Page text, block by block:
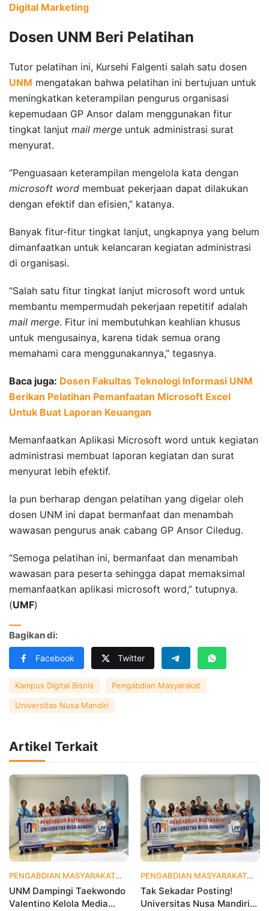
Digital Marketing
Dosen UNM Beri Pelatihan
Tutor pelatihan ini, Kursehi Falgenti salah satu dosen
UNM mengatakan bahwa pelatihan ini bertujuan untuk
meningkatkan keterampilan pengurus organisasi
kepemudaan GP Ansor dalam menggunakan fitur
tingkat lanjut mail merge untuk administrasi surat
menyurat.
“Penguasaan keterampilan mengelola kata dengan
microsoft word membuat pekerjaan dapat dilakukan
dengan efektif dan efisien,” katanya.
Banyak fitur-fitur tingkat lanjut, ungkapnya yang belum
dimanfaatkan untuk kelancaran kegiatan administrasi
di organisasi.
“Salah satu fitur tingkat lanjut microsoft word untuk
membantu mempermudah pekerjaan repetitif adalah
mail merge. Fitur ini membutuhkan keahlian khusus
untuk mengusainya, karena tidak semua orang
memahami cara menggunakannya,” tegasnya.
Baca juga: Dosen Fakultas Teknologi Informasi UNM
Berikan Pelatihan Pemanfaatan Microsoft Excel
Untuk Buat Laporan Keuangan
Memanfaatkan Aplikasi Microsoft word untuk kegiatan
administrasi membuat laporan kegiatan dan surat
menyurat lebih efektif.
Ia pun berharap dengan pelatihan yang digelar oleh
dosen UNM ini dapat bermanfaat dan menambah
wawasan pengurus anak cabang GP Ansor Ciledug.
“Semoga pelatihan ini, bermanfaat dan menambah
wawasan para peserta sehingga dapat memaksimal
memanfaatkan aplikasi microsoft word,” tutupnya.
(UMF)
Bagikan di:
Facebook Twitter
Kampus Digital Bisnis Pengabdian Masyarakat
Universitas Nusa Mandiri
Artikel Terkait
PENGABDIAN MASYARAKAT 3 hari yang lalu
UNM Dampingi Taekwondo
Valentino Kelola Media
PENGABDIAN MASYARAKAT
Tak Sekadar Posting!
Universitas Nusa Mandiri